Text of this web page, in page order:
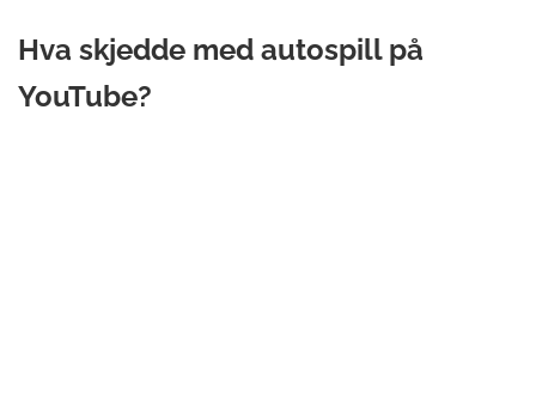
Hva skjedde med autospill på
YouTube?